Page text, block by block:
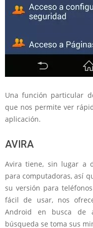
Una función particular
que nos permite ver
aplicación.
AVIRA
Avira tiene, sin lugar a
para computadoras, así
su versión para
fácil de usar, nos
Android en busca de
búsqueda se toma sus